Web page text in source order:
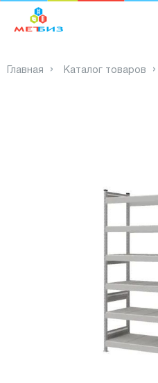
Главная Каталог товаров